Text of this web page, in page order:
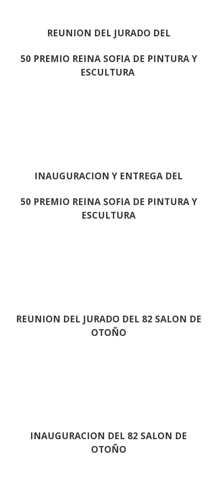
REUNION DEL JURADO DEL
50 PREMIO REINA SOFIA DE PINTURA Y
ESCULTURA
INAUGURACION Y ENTREGA DEL
50 PREMIO REINA SOFIA DE PINTURA Y
ESCULTURA
REUNION DEL JURADO DEL 82 SALON DE
OTOÑO
INAUGURACION DEL 82 SALON DE
OTOÑO